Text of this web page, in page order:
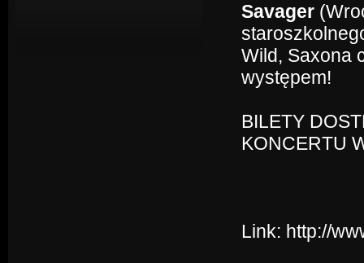
Savager
Wild, Saxona
występem!
BILETY
KONCERTU
Link: http://